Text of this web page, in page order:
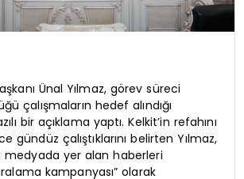
Ünal Yılmaz, görev süreci
çalışmaların hedef alındığı
bir açıklama yaptı. Kelkit’in refahını
gündüz çalıştıklarını belirten Yılmaz,
medyada yer alan haberleri
kampanyası” olarak